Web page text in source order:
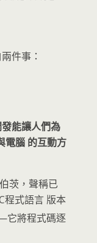
件事：
能讓人們為
電腦 的互動方
茨，聲稱已
程式語言 版本
它將程式碼逐